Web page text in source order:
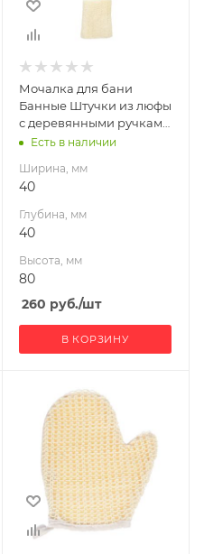
80
Мочалка для бани
Банные Штучки из люфы
с деревянными ручками
(30)Есть в наличии
Ширина, мм
40
Глубина, мм
40
Высота, мм
80
260 руб./шт
В КОРЗИНУ